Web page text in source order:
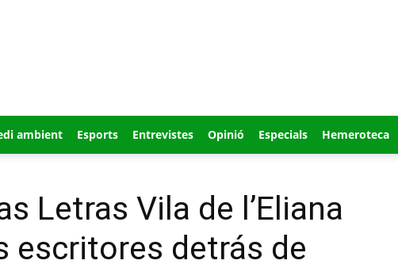
ambient Esports Entrevistes Opinió Especials Hemeroteca
Letras Vila de l’Eliana
escritores detrás de